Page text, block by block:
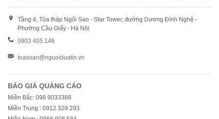
Tầng 4, Tòa tháp Ngôi Sao - Star Tower, đường Dương Đình Nghệ -
Phường Cầu Giấy - Hà Nội
0903 405 146
toasoan@nguoiduatin.vn
BÁO GIÁ QUẢNG CÁO
Miền Bắc: 098 9033388
Miền Trung : 0912 329 293